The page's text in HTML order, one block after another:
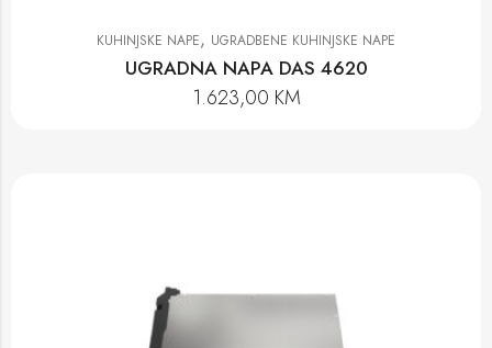
KUHINJSKE NAPE, UGRADBENE KUHINJSKE NAPE
UGRADNA NAPA DAS 4620
1.623,00 KM